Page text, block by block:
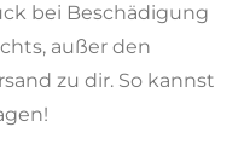
bei Beschädigung
außer den
zu dir. So kannst